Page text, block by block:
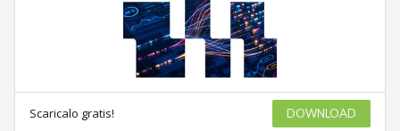
Scaricalo gratis! DOWNLOAD